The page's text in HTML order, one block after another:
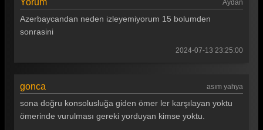
Yorum Aydan
Azerbaycandan neden izleyemiyorum 15 bolumden
sonrasini
2024-07-13 23:25:00
gonca asım yahya
sona doğru konsolusluğa giden ömer ler karşılayan yoktu
ömerinde vurulması gereki yorduyan kimse yoktu.